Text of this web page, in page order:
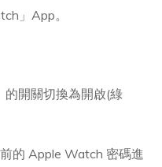
」App。
的開關切換為開啟(綠
的 Apple Watch 密碼進